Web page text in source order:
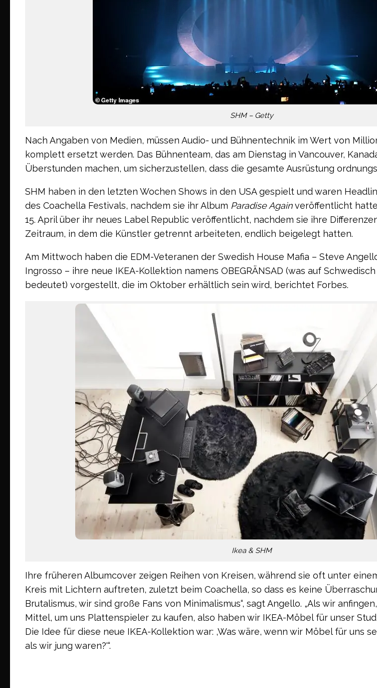
SHM – Getty
Nach Angaben von Medien, müssen Audio- und Bühnentechnik im Wert von
komplett ersetzt werden. Das Bühnenteam, das am Dienstag in Vancouver,
Überstunden machen, um sicherzustellen, dass die gesamte Ausrüstung
SHM haben in den letzten Wochen Shows in den USA gespielt und waren
des Coachella Festivals, nachdem sie ihr Album Paradise Againveröffentlicht
15. April über ihr neues Label Republic veröffentlicht, nachdem sie ihre
Zeitraum, in dem die Künstler getrennt arbeiteten, endlich beigelegt hatten.
Am Mittwoch haben die EDM-Veteranen der Swedish House Mafia – Steve
Ingrosso – ihre neue IKEA-Kollektion namens OBEGRÄNSAD (was auf Schwedisch
bedeutet) vorgestellt, die im Oktober erhältlich sein wird, berichtet Forbes.
Ikea & SHM
Ihre früheren Albumcover zeigen Reihen von Kreisen, während sie oft unter
Kreis mit Lichtern auftreten, zuletzt beim Coachella, so dass es keine
Brutalismus, wir sind große Fans von Minimalismus“, sagt Angello. „Als wir
Mittel, um uns Plattenspieler zu kaufen, also haben wir IKEA-Möbel für unser
Die Idee für diese neue IKEA-Kollektion war: ‚Was wäre, wenn wir Möbel für uns
als wir jung waren?'“.